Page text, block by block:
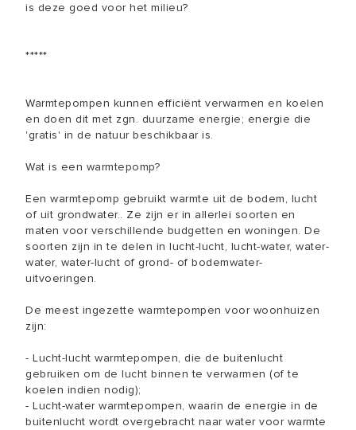
is deze goed voor het milieu?
*****
Warmtepompen kunnen efficiënt verwarmen en koelen
en doen dit met zgn. duurzame energie; energie die
'gratis' in de natuur beschikbaar is.
Wat is een warmtepomp?
Een warmtepomp gebruikt warmte uit de bodem, lucht
of uit grondwater.. Ze zijn er in allerlei soorten en
maten voor verschillende budgetten en woningen. De
soorten zijn in te delen in lucht-lucht, lucht-water, water-
water, water-lucht of grond- of bodemwater-
uitvoeringen.
De meest ingezette warmtepompen voor woonhuizen
zijn:
- Lucht-lucht warmtepompen, die de buitenlucht
gebruiken om de lucht binnen te verwarmen (of te
koelen indien nodig);
- Lucht-water warmtepompen, waarin de energie in de
buitenlucht wordt overgebracht naar water voor warmte